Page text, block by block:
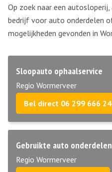
Op zoek naar een
bedrijf voor auto onderdelen
mogelijkheden gevonden in
Sloopauto ophaalservice
Regio Wormerveer
Bel direct 06 299 666 24
Gebruikte auto onderdelen
Regio Wormerveer